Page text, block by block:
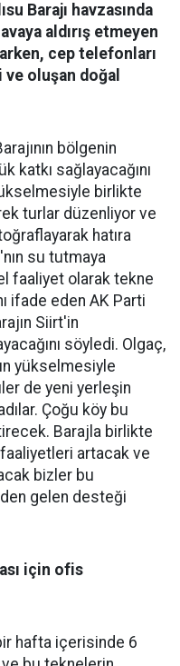
Barajı havzasında
aldırış etmeyen
cep telefonları
oluşan doğal
bölgenin
katkı sağlayacağını
birlikte
turlar düzenliyor ve
hatıra
su tutmaya
faaliyet olarak tekne
ifade eden AK Parti
Siirt'in
söyledi. Olgaç,
yükselmesiyle
de yeni yerleşin
Çoğu köy bu
Barajla birlikte
faaliyetleri artacak ve
bizler bu
gelen desteği
için ofis
hafta içerisinde 6